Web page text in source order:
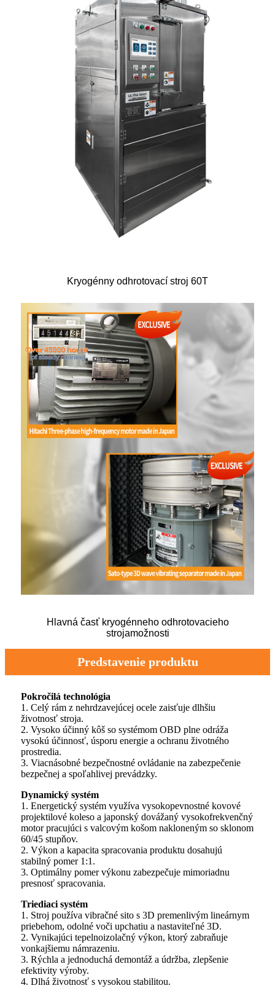
Kryogénny odhrotovací stroj 60T
Hlavná časť kryogénneho odhrotovacieho
strojamožnosti
Predstavenie produktu
Pokročilá technológia
1. Celý rám z nehrdzavejúcej ocele zaisťuje dlhšiu
životnosť stroja.
2. Vysoko účinný kôš so systémom OBD plne odráža
vysokú účinnosť, úsporu energie a ochranu životného
prostredia.
3. Viacnásobné bezpečnostné ovládanie na zabezpečenie
bezpečnej a spoľahlivej prevádzky.
Dynamický systém
1. Energetický systém využíva vysokopevnostné kovové
projektilové koleso a japonský dovážaný vysokofrekvenčný
motor pracujúci s valcovým košom nakloneným so sklonom
60/45 stupňov.
2. Výkon a kapacita spracovania produktu dosahujú
stabilný pomer 1:1.
3. Optimálny pomer výkonu zabezpečuje mimoriadnu
presnosť spracovania.
Triediaci systém
1. Stroj používa vibračné sito s 3D premenlivým lineárnym
priebehom, odolné voči upchatiu a nastaviteľné 3D.
2. Vynikajúci tepelnoizolačný výkon, ktorý zabraňuje
vonkajšiemu námrazeniu.
3. Rýchla a jednoduchá demontáž a údržba, zlepšenie
efektivity výroby.
4. Dlhá životnosť s vysokou stabilitou.